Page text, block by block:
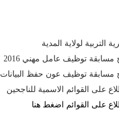
التربية لولاية المدية
مسابقة توظيف عامل مهني 2016
مسابقة توظيف عون حفظ البيانات 201ع
على القوائم الاسمية للناجحين
على القوائم اضغط هنا